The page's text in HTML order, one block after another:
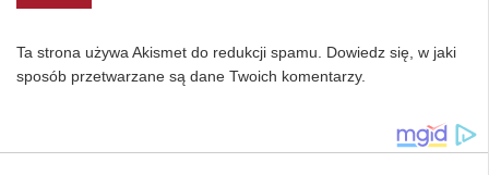
Ta strona używa Akismet do redukcji spamu. Dowiedz się, w jaki
sposób przetwarzane są dane Twoich komentarzy.